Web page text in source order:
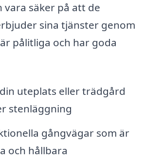
vara säker på att de
sina tjänster genom
pålitliga och har goda
uteplats eller trädgård
stenläggning
gångvägar som är
och hållbara